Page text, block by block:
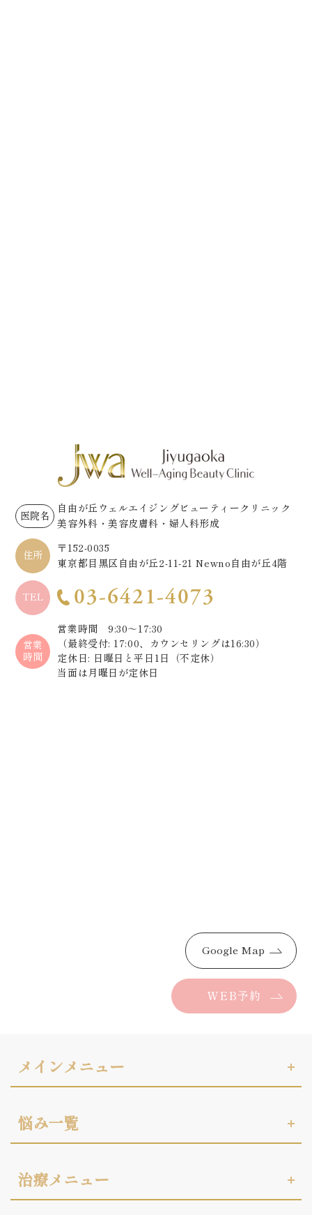
医院名
自由が丘ウェルエイジングビューティークリニック
美容外科・美容皮膚科・婦人科形成
住所
〒152-0035
東京都目黒区自由が丘2-11-21 Newno自由が丘4階
TEL 03-6421-4073
営業
時間
営業時間 9:30～17:30
（最終受付: 17:00、カウンセリングは16:30）
定休日: 日曜日と平日1日（不定休）
当面は月曜日が定休日
Google Map
WEB予約
メインメニュー
悩み一覧
治療メニュー